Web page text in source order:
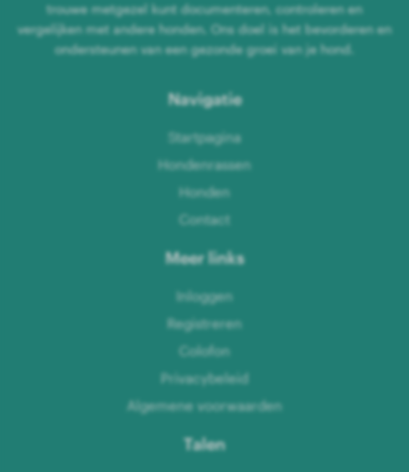
trouwe metgezel kunt documenteren, controleren en
vergelijken met andere honden. Ons doel is het bevorderen en
ondersteunen van een gezonde groei van je hond.
Navigatie
Startpagina
Hondenrassen
Honden
Contact
Meer links
Inloggen
Registreren
Colofon
Privacybeleid
Algemene voorwaarden
Talen